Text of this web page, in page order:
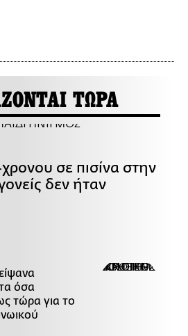
ΤΩΡΑ
σε πισίνα στην
δεν ήταν
όσα
τώρα για το